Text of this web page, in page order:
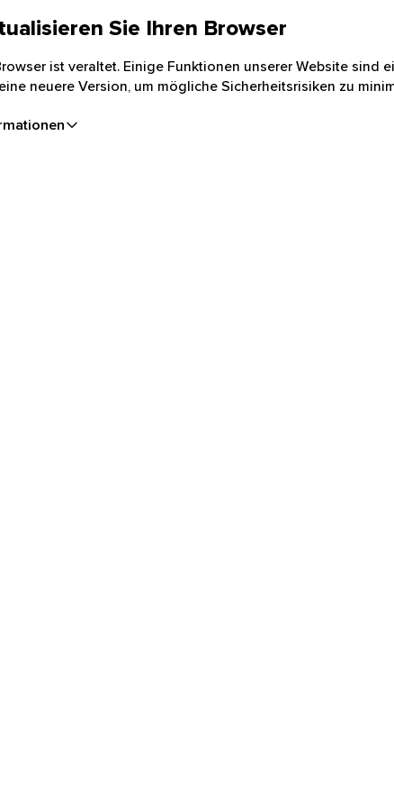
Sie Ihren Browser
ist veraltet. Einige Funktionen unserer Website sind
neuere Version, um mögliche Sicherheitsrisiken zu